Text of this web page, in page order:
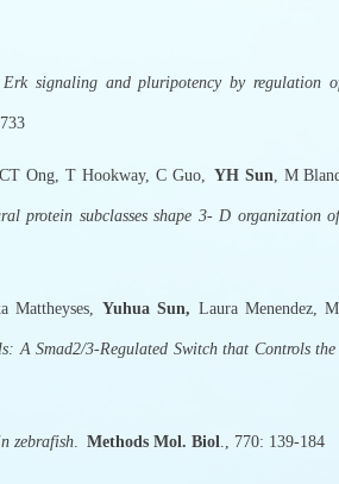
signaling and pluripotency by regulation
733
Ong, T Hookway, C Guo, YH Sun, M
protein subclasses shape 3- D organization
Yuhua Sun, Laura Menendez,
A Smad2/3-Regulated Switch that Controls the
zebrafish. Methods Mol. Biol., 770: